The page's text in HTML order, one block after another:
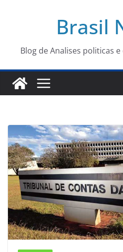
conteúdo
Brasil
Blog de Analises politicas